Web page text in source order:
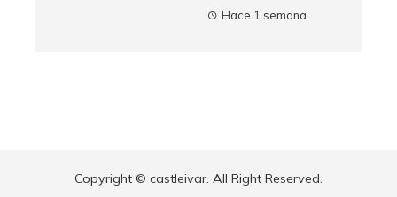
Hace 1 semana
Copyright © castleivar. All Right Reserved.